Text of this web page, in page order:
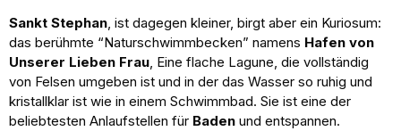
Sankt Stephan, ist dagegen kleiner, birgt aber ein Kuriosum:
das berühmte “Naturschwimmbecken” namens Hafen von
Unserer Lieben Frau, Eine flache Lagune, die vollständig
von Felsen umgeben ist und in der das Wasser so ruhig und
kristallklar ist wie in einem Schwimmbad. Sie ist eine der
beliebtesten Anlaufstellen für Baden und entspannen.